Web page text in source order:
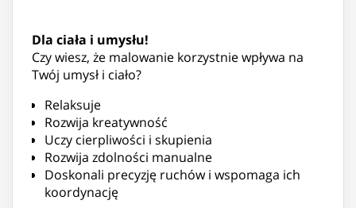
Dla ciała i umysłu!
Czy wiesz, że malowanie korzystnie wpływa na
Twój umysł i ciało?
Relaksuje
Rozwija kreatywność
Uczy cierpliwości i skupienia
Rozwija zdolności manualne
Doskonali precyzję ruchów i wspomaga ich
koordynację